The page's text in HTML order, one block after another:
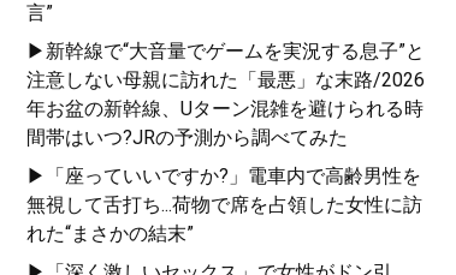
言”
▶新幹線で“大音量でゲームを実況する息子”と
注意しない母親に訪れた「最悪」な末路/2026
年お盆の新幹線、Uターン混雑を避けられる時
間帯はいつ?JRの予測から調べてみた
▶「座っていいですか?」電車内で高齢男性を
無視して舌打ち...荷物で席を占領した女性に訪
れた“まさかの結末”